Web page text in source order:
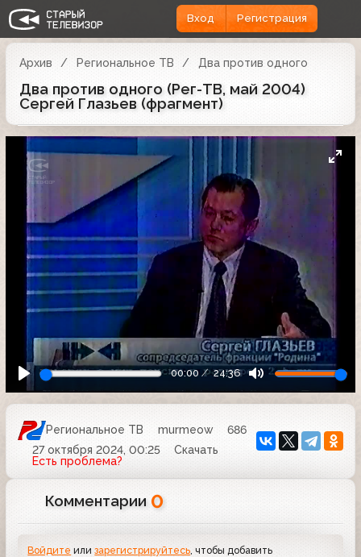
Вход Регистрация
Архив Региональное ТВ Два против одного
Два против одного (Рег-ТВ, май 2004)
Сергей Глазьев (фрагмент)
00:00 24:36
Региональное ТВ murmeow
686
27 октября 2024, 00:25
Скачать
Есть проблема?
Комментарии 0
Войдите илизарегистрируйтесь , чтобы добавить